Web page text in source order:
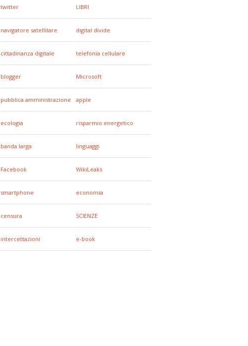
twitter LIBRI
navigatore satellitare digital divide
cittadinanza digitale telefonia cellulare
blogger Microsoft
pubblica amministrazione apple
ecologia risparmio energetico
banda larga linguaggi
Facebook WikiLeaks
smartphone economia
censura SCIENZE
intercettazioni e-book